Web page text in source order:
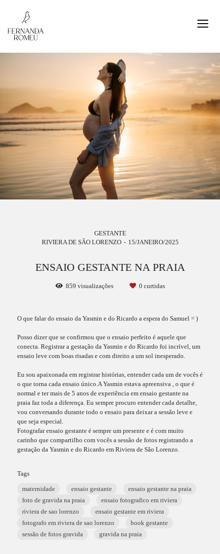
GESTANTE
RIVIERA DE SÃO LORENZO
15/JANEIRO/2025
ENSAIO GESTANTE NA PRAIA
859 visualizações 0 curtidas
O que falar do ensaio da Yasmin e do Ricardo a espera do Samuel = )
Posso dizer que se confirmou que o ensaio perfeito é aquele que
conecta. Registrar a gestação da Yasmin e do Ricardo foi incrível, um
ensaio leve com boas risadas e com direito a um sol inesperado.
Eu sou apaixonada em registrar histórias, entender cada um de vocês é
o que torna cada ensaio único.A Yasmin estava apreensiva , o que é
normal e ter mais de 5 anos de experiência em ensaio gestante na
praia faz toda a diferença. Eu sempre procuro entender cada detalhe,
vou conversando durante todo o ensaio para deixar a sessão leve e
que seja especial.
Fotografar ensaio gestante é sempre um presente e é com muito
carinho que compartilho com vocês a sessão de fotos registrando a
gestação da Yasmin e do Ricardo em Riviera de São Lorenzo.
Tags
maternidade ensaio gestante
ensaio gestante na praia
foto de gravida na praia
ensaio fotografico em riviera
riviera de sao lorenzo
ensaio gestante em riviera
fotografo em riviera de sao lorenzo
book gestante
sessão de fotos gravida
gravida na praia